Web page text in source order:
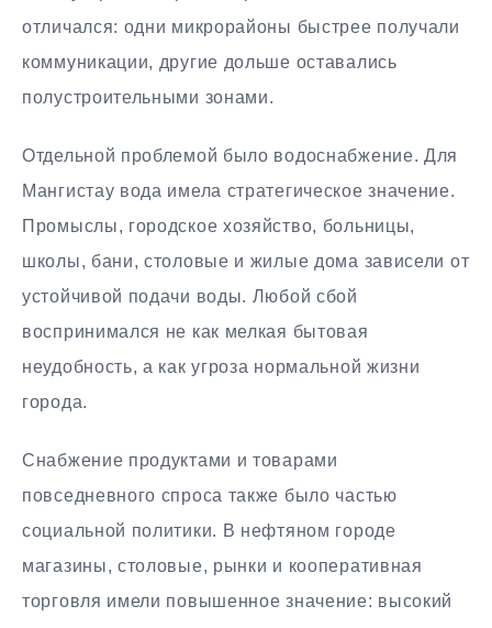
отличался: одни микрорайоны быстрее получали
коммуникации, другие дольше оставались
полустроительными зонами.
Отдельной проблемой было водоснабжение. Для
Мангистау вода имела стратегическое значение.
Промыслы, городское хозяйство, больницы,
школы, бани, столовые и жилые дома зависели от
устойчивой подачи воды. Любой сбой
воспринимался не как мелкая бытовая
неудобность, а как угроза нормальной жизни
города.
Снабжение продуктами и товарами
повседневного спроса также было частью
социальной политики. В нефтяном городе
магазины, столовые, рынки и кооперативная
торговля имели повышенное значение: высокий